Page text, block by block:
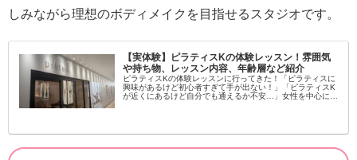
しみながら理想のボディメイクを目指せるスタジオです。
【実体験】ピラティスKの体験レッスン！雰囲気
や持ち物、レッスン内容、年齢層など紹介
ピラティスKの体験レッスンに行ってきた！「ピラティスに
興味があるけど初心者すぎて手が出ない！」「ピラティスK
が近くにあるけど自分でも通えるか不安…」女性を中心に大